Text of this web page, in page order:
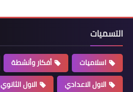
التسميات
اسلاميات أفكار وأنشطة
الاول الاعدادي
الاول الثانوي